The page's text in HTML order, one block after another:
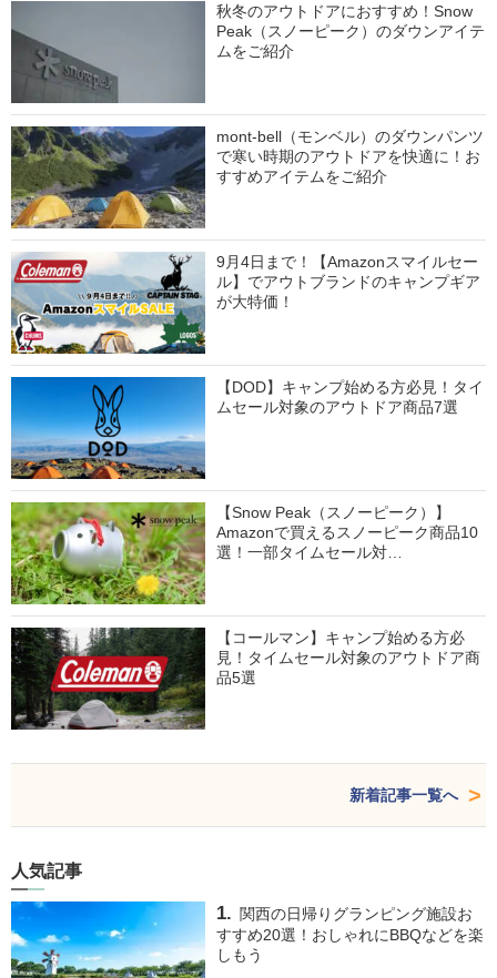
秋冬のアウトドアにおすすめ！Snow
Peak（スノーピーク）のダウンアイテ
ムをご紹介
mont-bell（モンベル）のダウンパンツ
で寒い時期のアウトドアを快適に！お
すすめアイテムをご紹介
9月4日まで！【Amazonスマイルセー
ル】でアウトブランドのキャンプギア
が大特価！
【DOD】キャンプ始める方必見！タイ
ムセール対象のアウトドア商品7選
【Snow Peak（スノーピーク）】
Amazonで買えるスノーピーク商品10
選！一部タイムセール対…
【コールマン】キャンプ始める方必
見！タイムセール対象のアウトドア商
品5選
新着記事一覧へ
人気記事
関西の日帰りグランピング施設お
すすめ20選！おしゃれにBBQなどを楽
しもう